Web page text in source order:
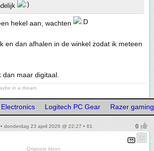
hekel aan, wachten
en dan afhalen in de winkel zodat ik meteen
maar digitaal.
in a dream.
Logitech PC Gear Razer
• donderdag 23 april 2026 @ 22:27 • 61
Originele kloon